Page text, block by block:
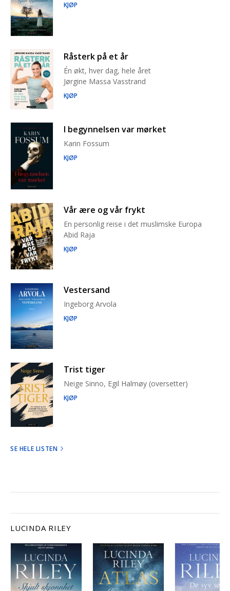
KJØP
Råsterk på et år
Én økt, hver dag, hele året
Jørgine Massa Vasstrand
KJØP
I begynnelsen var mørket
Karin Fossum
KJØP
Vår ære og vår frykt
En personlig reise i det muslimske Europa
Abid Raja
KJØP
Vestersand
Ingeborg Arvola
KJØP
Trist tiger
Neige Sinno, Egil Halmøy (oversetter)
KJØP
SE HELE LISTEN
LUCINDA RILEY